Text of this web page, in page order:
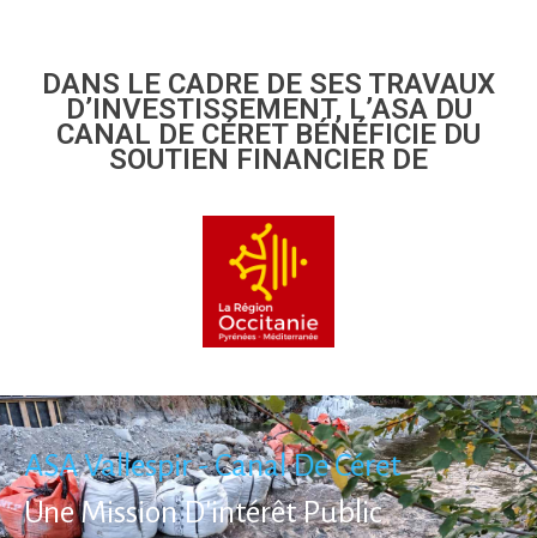
DANS LE CADRE DE SES TRAVAUX
D’INVESTISSEMENT, L’ASA DU
CANAL DE CÉRET BÉNÉFICIE DU
SOUTIEN FINANCIER DE
ASA Vallespir - Canal De Céret
Une Mission D'intérêt Public